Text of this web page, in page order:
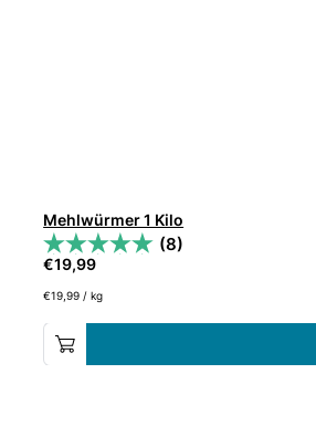
Mehlwürmer 1 Kilo
(8)
€19,99
€19,99 /kg